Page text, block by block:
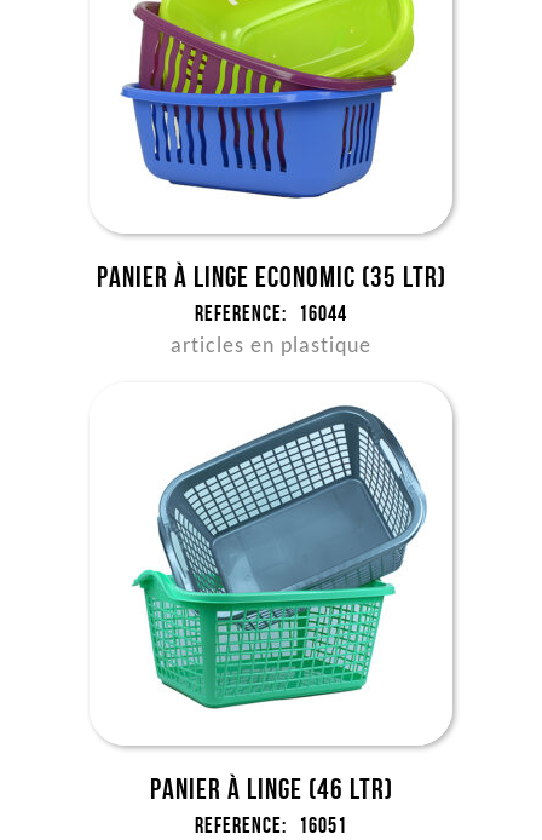
Panier à linge Economic (35 ltr)
Reference: 16044
articles en plastique
Panier à linge (46 ltr)
Reference: 16051